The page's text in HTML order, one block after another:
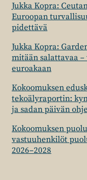
Jukka Kopra:
Euroopan
pidettävä
Jukka Kopra:
mitään salattavaa
euroakaan
Kokoomuksen
tekoälyraportin:
ja sadan päivän
Kokoomuksen
vastuuhenkilöt
2026–2028